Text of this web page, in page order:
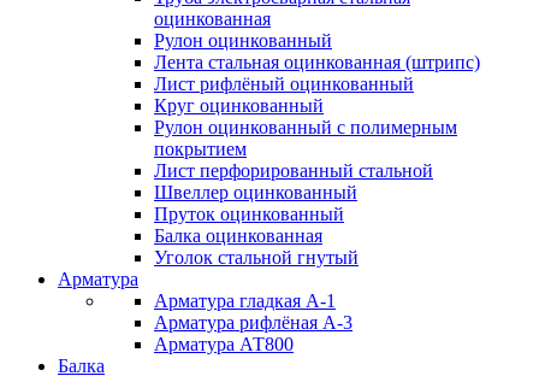
оцинкованная
Рулон оцинкованный
Лента стальная оцинкованная (штрипс)
Лист рифлёный оцинкованный
Круг оцинкованный
Рулон оцинкованный с полимерным
покрытием
Лист перфорированный стальной
Швеллер оцинкованный
Пруток оцинкованный
Балка оцинкованная
Уголок стальной гнутый
Арматура
Арматура гладкая А-1
Арматура рифлёная А-3
Арматура АТ800
Балка